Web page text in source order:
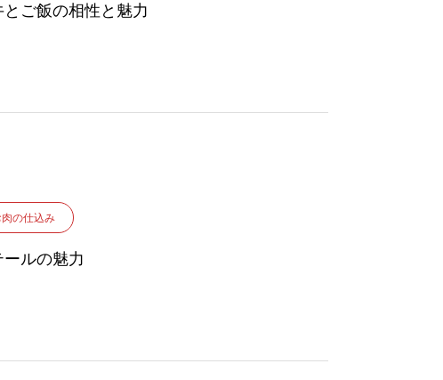
とご飯の相性と魅力
の仕込み
ールの魅力